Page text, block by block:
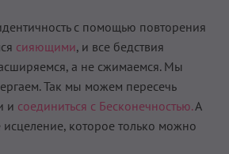
с помощью повторения
сияющими, и все бедствия
а не сжимаемся. Мы
Так мы можем пересечь
и соединиться с Бесконечностью.А
которое только можно